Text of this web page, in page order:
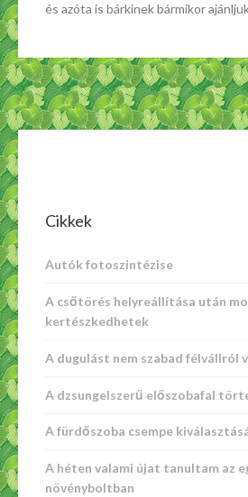
és azóta is bárkinek bármikor
Cikkek
Autók fotoszintézise
A csőtörés helyreállítása után
kertészkedhetek
A dugulást nem szabad félvállról
A dzsungelszerű előszobafal
A fürdőszoba csempe
A héten valami újat tanultam az
növényboltban